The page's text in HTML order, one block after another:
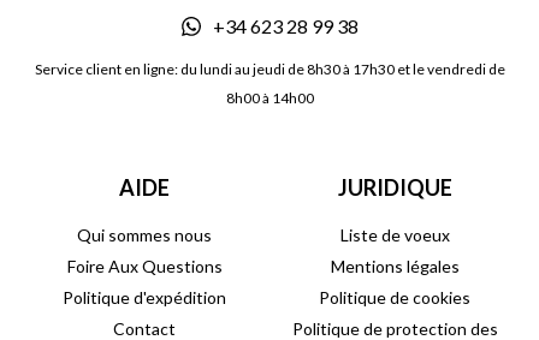
+34 623 28 99 38
Service client en ligne: du lundi au jeudi de 8h30 à 17h30 et le vendredi de
8h00 à 14h00
AIDE
Qui sommes nous
Foire Aux Questions
Politique d'expédition
Contact
JURIDIQUE
Liste de voeux
Mentions légales
Politique de cookies
Politique de protection des